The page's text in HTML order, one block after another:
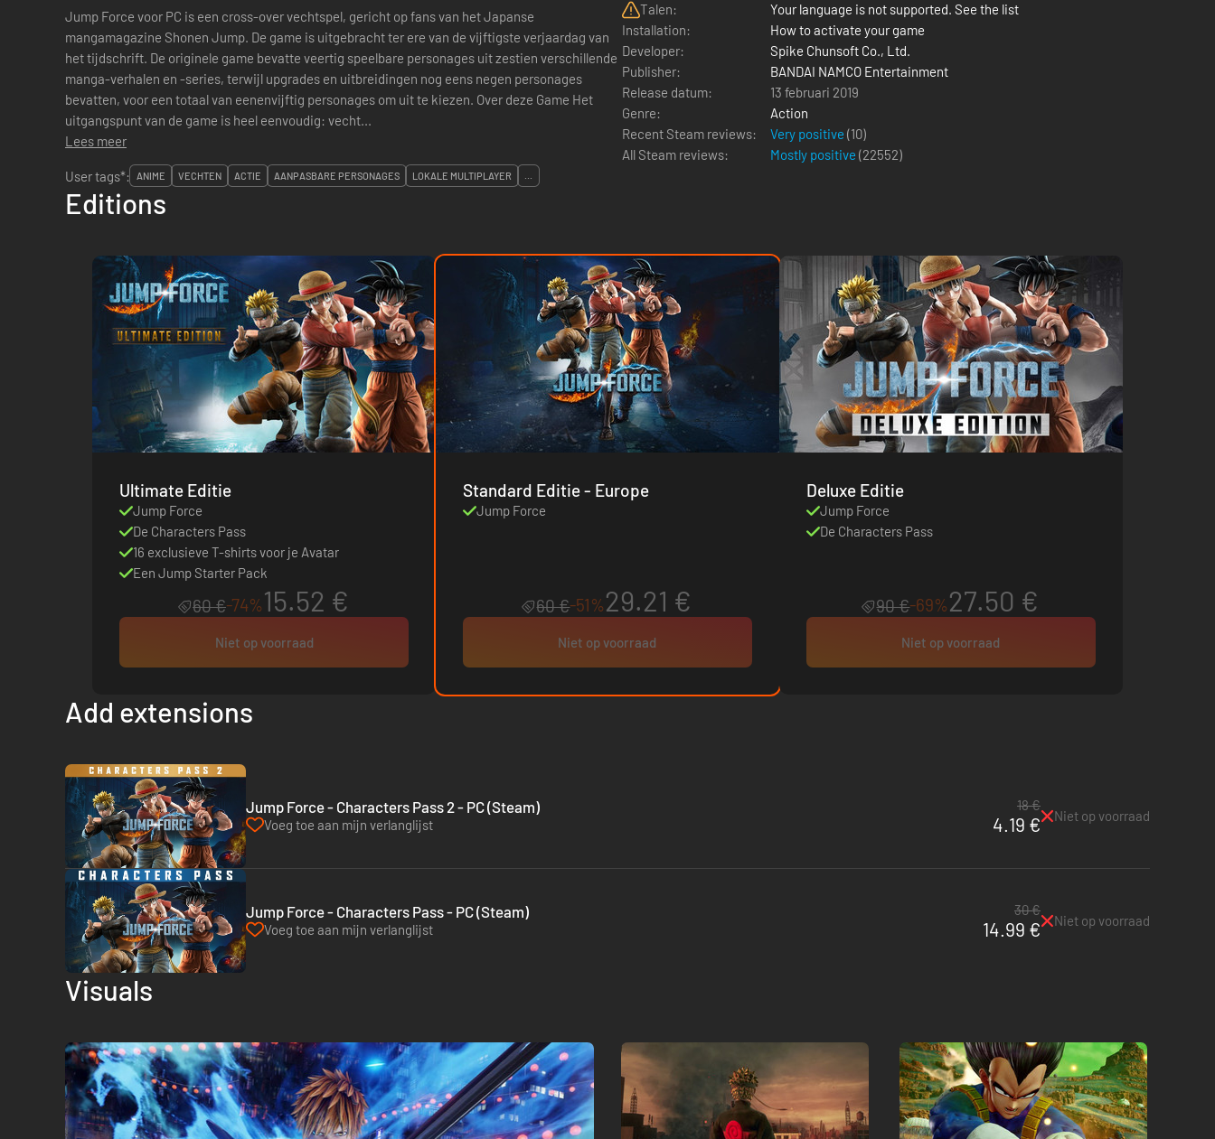
Jump Force voor PC is een cross-over vechtspel, gericht op fans van het Japanse
mangamagazine Shonen Jump. De game is uitgebracht ter ere van de vijftigste verjaardag van
het tijdschrift. De originele game bevatte veertig speelbare personages uit zestien verschillende
manga-verhalen en -series, terwijl upgrades en uitbreidingen nog eens negen personages
bevatten, voor een totaal van eenenvijftig personages om uit te kiezen. Over deze Game Het
uitgangspunt van de game is heel eenvoudig: vecht...
Lees meer
Talen:
Your language is not supported. See the list
Installation:
How to activate your game
Developer:
Spike Chunsoft Co., Ltd.
Publisher:
BANDAI NAMCO Entertainment
Release datum:
13 februari 2019
Genre:
Action
Recent Steam reviews:
Very positive (10)
All Steam reviews:
Mostly positive (22552)
User tags*:
ANIME VECHTEN ACTIE AANPASBARE PERSONAGES LOKALE MULTIPLAYER ...
Editions
Ultimate Editie
Jump Force
De Characters Pass
16 exclusieve T-shirts voor je Avatar
Een Jump Starter Pack
60 €-74%15.52 €
Niet op voorraad
Standard Editie - Europe
Jump Force
60 €-51%29.21 €
Niet op voorraad
Deluxe Editie
Jump Force
De Characters Pass
90 €-69%27.50 €
Niet op voorraad
Add extensions
Jump Force - Characters Pass 2 - PC (Steam)
Voeg toe aan mijn verlanglijst
18 €
4.19 € Niet op voorraad
Jump Force - Characters Pass - PC (Steam)
Voeg toe aan mijn verlanglijst
30 €
14.99 € Niet op voorraad
Visuals